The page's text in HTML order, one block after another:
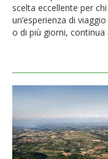
scelta eccellente per
un’esperienza di
o di più giorni,